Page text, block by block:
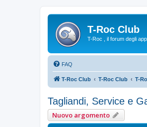
T-Roc Club
T-Roc , il forum degli
FAQ
T-Roc Club T-Roc Club T-
Tagliandi, Service e
Nuovo argomento